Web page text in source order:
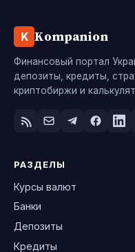
K Kompanion
Финансовый портал
депозиты, кредиты,
криптобиржи и
РАЗДЕЛЫ
Курсы валют
Банки
Депозиты
Кредиты